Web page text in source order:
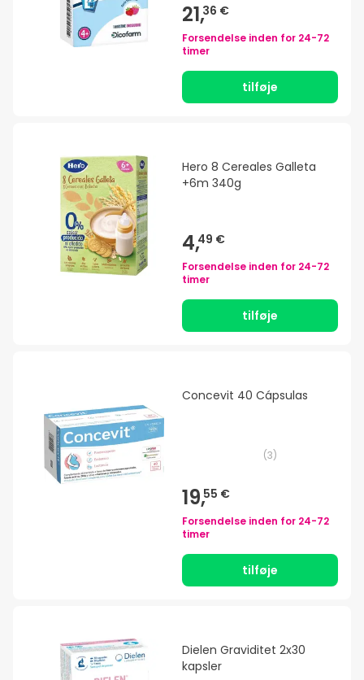
21,36 €
Forsendelse inden for 24-72
timer
tilføje
Hero 8 Cereales Galleta
+6m 340g
4,49 €
Forsendelse inden for 24-72
timer
tilføje
Concevit 40 Cápsulas
(3)
19,55 €
Forsendelse inden for 24-72
timer
tilføje
Dielen Graviditet 2x30
kapsler